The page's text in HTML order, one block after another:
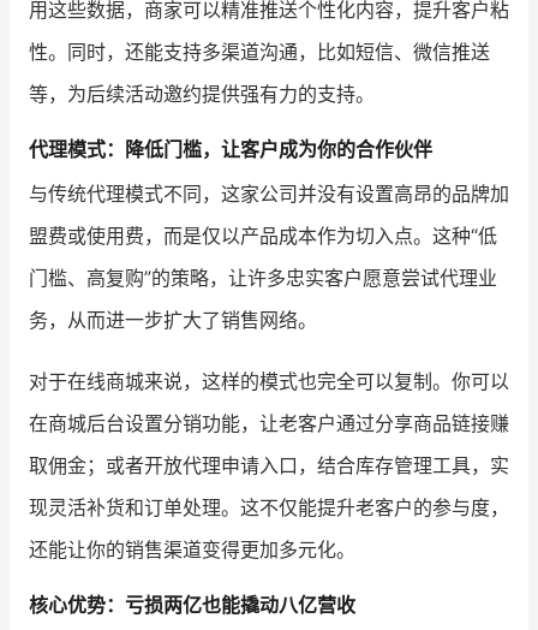
用这些数据，商家可以精准推送个性化内容，提升客户粘
性。同时，还能支持多渠道沟通，比如短信、微信推送
等，为后续活动邀约提供强有力的支持。
代理模式：降低门槛，让客户成为你的合作伙伴
与传统代理模式不同，这家公司并没有设置高昂的品牌加
盟费或使用费，而是仅以产品成本作为切入点。这种“低
门槛、高复购”的策略，让许多忠实客户愿意尝试代理业
务，从而进一步扩大了销售网络。
对于在线商城来说，这样的模式也完全可以复制。你可以
在商城后台设置分销功能，让老客户通过分享商品链接赚
取佣金；或者开放代理申请入口，结合库存管理工具，实
现灵活补货和订单处理。这不仅能提升老客户的参与度，
还能让你的销售渠道变得更加多元化。
核心优势：亏损两亿也能撬动八亿营收